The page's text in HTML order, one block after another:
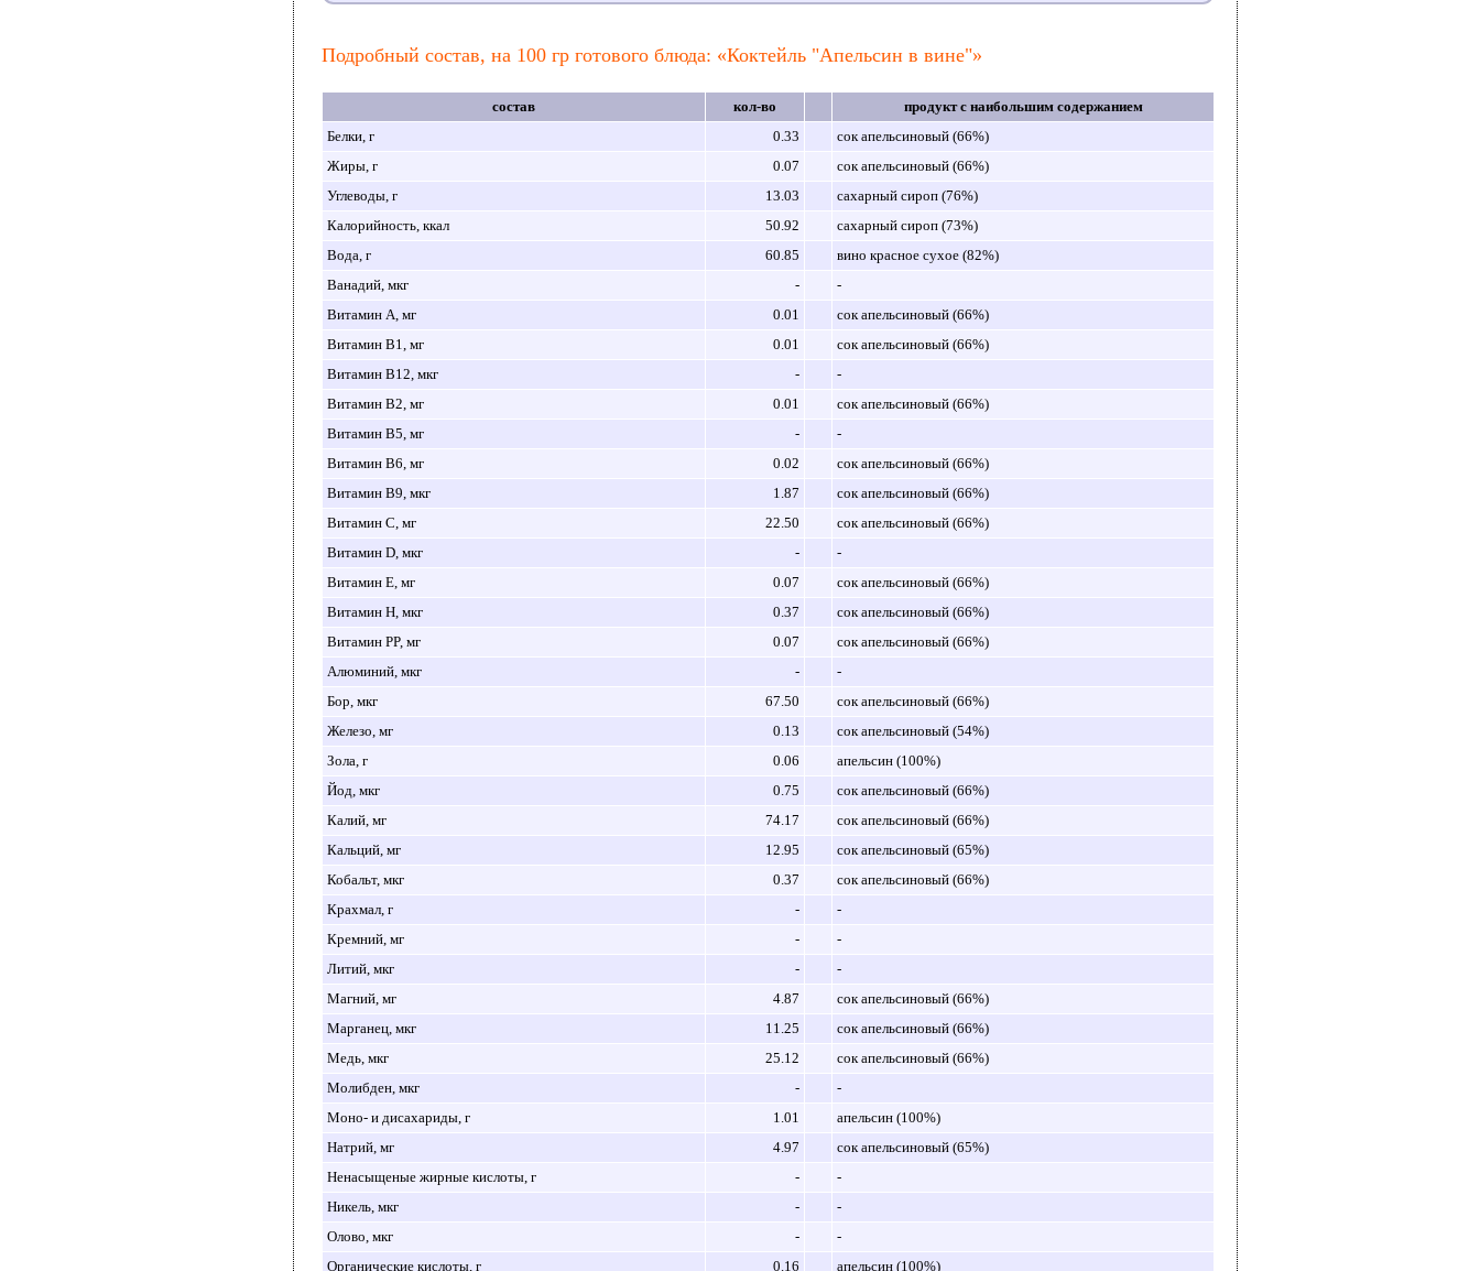
Подробный состав, на 100 гр готового блюда: «Коктейль "Апельсин в вине"»
состав кол-во
продукт с наибольшим содержанием
Белки, г
0.33
сок апельсиновый (66%)
Жиры, г
0.07
сок апельсиновый (66%)
Углеводы, г
13.03
сахарный сироп (76%)
Калорийность, ккал
50.92
сахарный сироп (73%)
Вода, г
60.85
вино красное сухое (82%)
Ванадий, мкг
-
-
Витамин A, мг
0.01
сок апельсиновый (66%)
Витамин B1, мг
0.01
сок апельсиновый (66%)
Витамин B12, мкг
-
-
Витамин B2, мг
0.01
сок апельсиновый (66%)
Витамин B5, мг
-
-
Витамин B6, мг
0.02
сок апельсиновый (66%)
Витамин B9, мкг
1.87
сок апельсиновый (66%)
Витамин C, мг
22.50
сок апельсиновый (66%)
Витамин D, мкг
-
-
Витамин E, мг
0.07
сок апельсиновый (66%)
Витамин H, мкг
0.37
сок апельсиновый (66%)
Витамин PP, мг
0.07
сок апельсиновый (66%)
Алюминий, мкг
-
-
Бор, мкг
67.50
сок апельсиновый (66%)
Железо, мг
0.13
сок апельсиновый (54%)
Зола, г
0.06
апельсин (100%)
Йод, мкг
0.75
сок апельсиновый (66%)
Калий, мг
74.17
сок апельсиновый (66%)
Кальций, мг
12.95
сок апельсиновый (65%)
Кобальт, мкг
0.37
сок апельсиновый (66%)
Крахмал, г
-
-
Кремний, мг
-
-
Литий, мкг
-
-
Магний, мг
4.87
сок апельсиновый (66%)
Марганец, мкг
11.25
сок апельсиновый (66%)
Медь, мкг
25.12
сок апельсиновый (66%)
Молибден, мкг
-
-
Моно- и дисахариды, г
1.01
апельсин (100%)
Натрий, мг
4.97
сок апельсиновый (65%)
Ненасыщеные жирные кислоты, г
-
-
Никель, мкг
-
-
Олово, мкг
-
-
Органические кислоты, г
0.16
апельсин (100%)